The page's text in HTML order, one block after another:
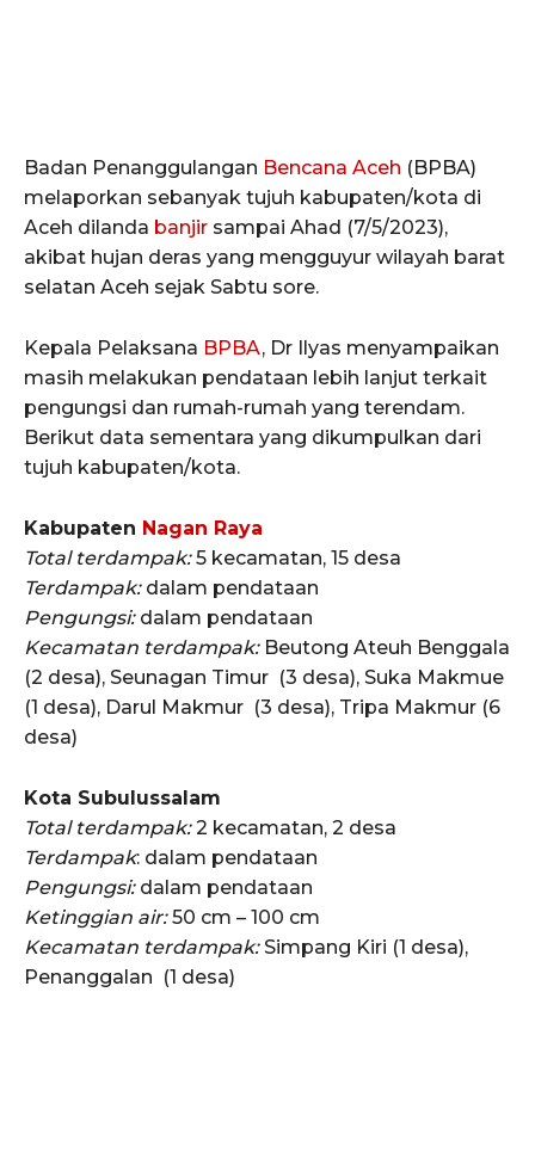
Badan Penanggulangan Bencana Aceh (BPBA)
melaporkan sebanyak tujuh kabupaten/kota di
Aceh dilanda banjir sampai Ahad (7/5/2023),
akibat hujan deras yang mengguyur wilayah barat
selatan Aceh sejak Sabtu sore.
Kepala Pelaksana BPBA, Dr Ilyas menyampaikan
masih melakukan pendataan lebih lanjut terkait
pengungsi dan rumah-rumah yang terendam.
Berikut data sementara yang dikumpulkan dari
tujuh kabupaten/kota.
Kabupaten Nagan Raya
Total terdampak:5 kecamatan, 15 desa
Terdampak:dalam pendataan
Pengungsi:dalam pendataan
Kecamatan terdampak:Beutong Ateuh Benggala
(2 desa), Seunagan Timur (3 desa), Suka Makmue
(1 desa), Darul Makmur (3 desa), Tripa Makmur (6
desa)
Kota Subulussalam
Total terdampak:2 kecamatan, 2 desa
Terdampak: dalam pendataan
Pengungsi:dalam pendataan
Ketinggian air:50 cm – 100 cm
Kecamatan terdampak:Simpang Kiri (1 desa),
Penanggalan (1 desa)